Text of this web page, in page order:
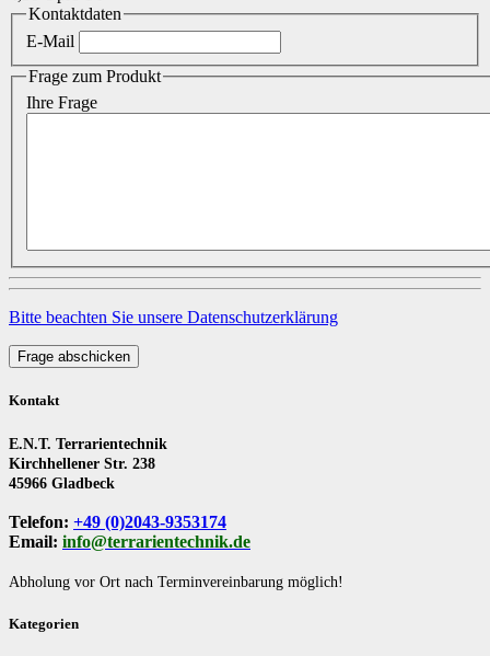
Kontaktdaten
E-Mail
Frage zum Produkt
Ihre Frage
Bitte beachten Sie unsere Datenschutzerklärung
Frage abschicken
Kontakt
E.N.T. Terrarientechnik
Kirchhellener Str. 238
45966 Gladbeck
Telefon: +49 (0)2043-9353174
Email: info@terrarientechnik.de
Abholung vor Ort nach Terminvereinbarung möglich!
Kategorien